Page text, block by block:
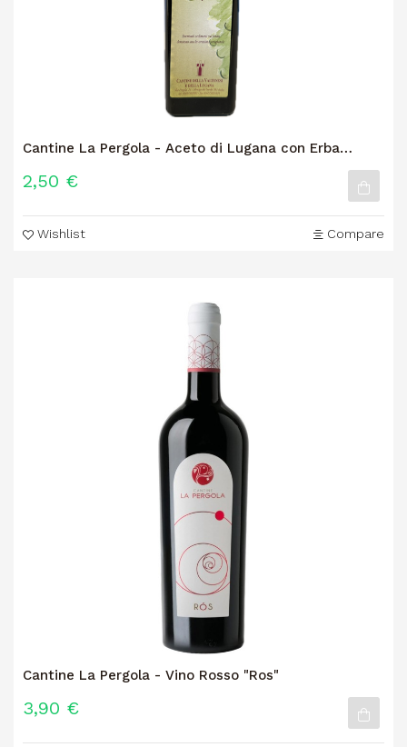
Cantine La Pergola - Aceto di Lugana con Erba
2,50 €
Wishlist Compare
Cantine La Pergola - Vino Rosso "Ros"
3,90 €